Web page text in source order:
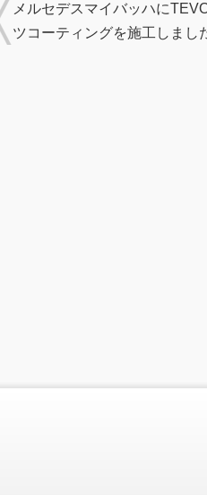
メルセデスマイバッハに
ツコーティングを施工しまし